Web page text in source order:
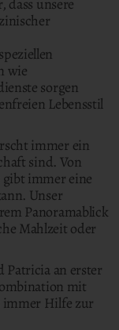
dass unsere
wie
sorgen
Lebensstil
immer ein
sind. Von
gibt immer eine
Unser
Panoramablick
Mahlzeit oder
Patricia an erster
mit
immer Hilfe zur